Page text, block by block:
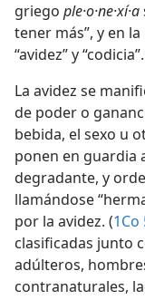
1
griego ple·o·ne·xí·a
tener más”, y en
“avidez” y
La avidez se
de poder o
bebida, el sexo u
ponen en guardia
degradante, y
llamándose
por la avidez. (1Co
clasificadas junto
adúlteros,
contranaturales,